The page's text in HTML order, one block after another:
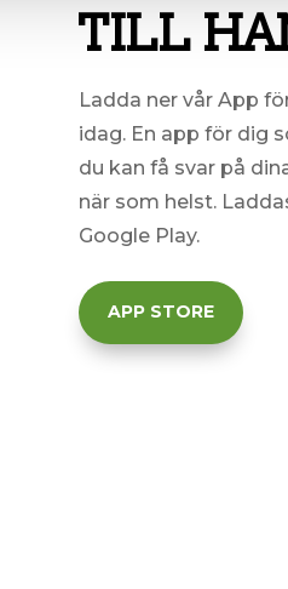
TILL
Ladda ner vår App
idag. En app för dig
du kan få svar på
när som helst.
Google Play.
APP STORE